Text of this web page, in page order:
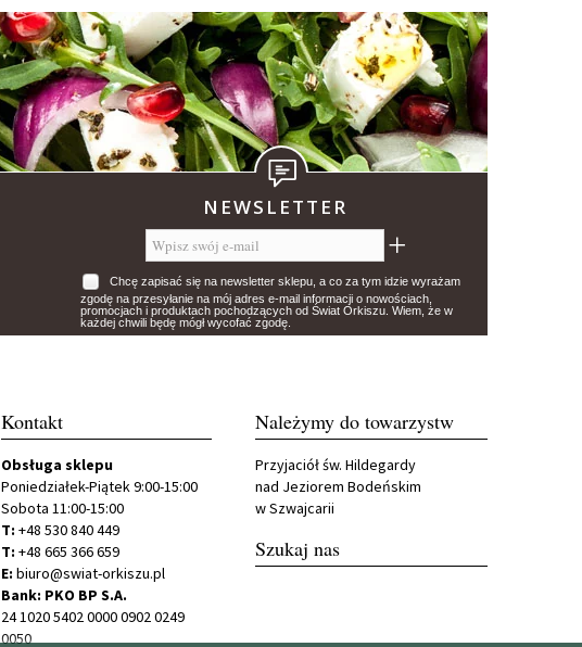
NEWSLETTER
Chcę zapisać się na newsletter sklepu, a co za tym idzie wyrażam
zgodę na przesyłanie na mój adres e-mail informacji o nowościach,
promocjach i produktach pochodzących od Świat Orkiszu. Wiem, że w
każdej chwili będę mógł wycofać zgodę.
Kontakt
Obsługa sklepu
Poniedziałek-Piątek 9:00-15:00
Sobota 11:00-15:00
T: +48 530 840 449
T: +48 665 366 659
E: biuro@swiat-orkiszu.pl
Bank: PKO BP S.A.
24 1020 5402 0000 0902 0249
0050
Należymy do towarzystw
Przyjaciół św. Hildegardy
nad Jeziorem Bodeńskim
w Szwajcarii
Szukaj nas